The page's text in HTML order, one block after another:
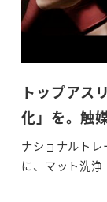
トップアス
化」を。触
ナショナルト
に、マット洗